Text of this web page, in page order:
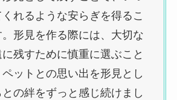
れるような安らぎを得るこ
。形見を作る際には、大切な
残すために慎重に選ぶこと
ットとの思い出を形見とし
の絆をずっと感じ続けまし